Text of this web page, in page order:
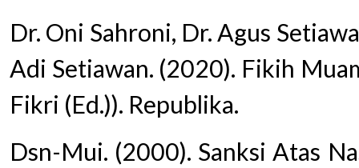
Dr. Oni Sahroni, Dr. Agus
Adi Setiawan. (2020). Fikih
Fikri (Ed.)). Republika.
Dsn-Mui. (2000). Sanksi Atas